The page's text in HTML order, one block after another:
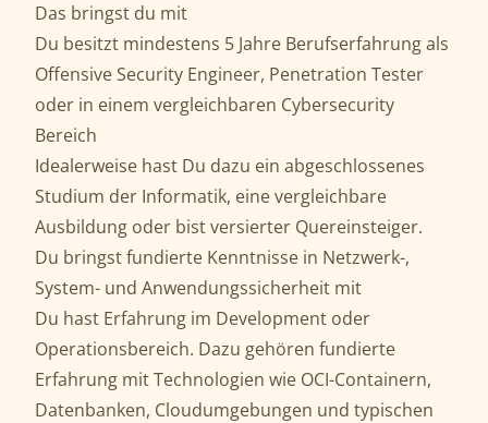
Das bringst du mit
Du besitzt mindestens 5 Jahre Berufserfahrung als
Offensive Security Engineer, Penetration Tester
oder in einem vergleichbaren Cybersecurity
Bereich
Idealerweise hast Du dazu ein abgeschlossenes
Studium der Informatik, eine vergleichbare
Ausbildung oder bist versierter Quereinsteiger.
Du bringst fundierte Kenntnisse in Netzwerk-,
System- und Anwendungssicherheit mit
Du hast Erfahrung im Development oder
Operationsbereich. Dazu gehören fundierte
Erfahrung mit Technologien wie OCI-Containern,
Datenbanken, Cloudumgebungen und typischen